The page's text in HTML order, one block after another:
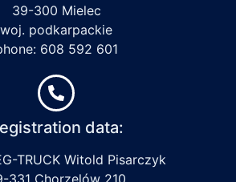
39-300 Mielec
woj. podkarpackie
608 592 601
data:
TRUCK Witold Pisarczyk
331 Chorzelów 210